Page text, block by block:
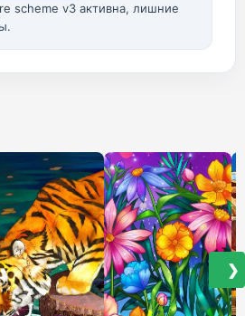
scheme v3 активна, лишние
❯